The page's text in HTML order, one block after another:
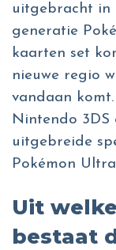
uitgebracht in
generatie
kaarten set
nieuwe regio
vandaan
Nintendo 3DS
uitgebreide
Pokémon
Uit
bestaat